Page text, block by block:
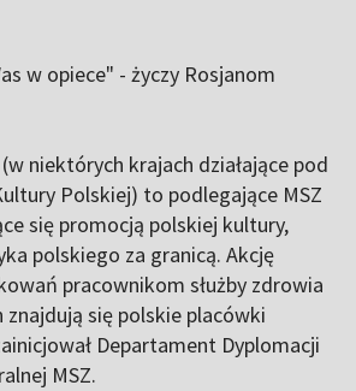
w opiece" - życzy Rosjanom
niektórych krajach działające pod
Polskiej) to podlegające MSZ
się promocją polskiej kultury,
polskiego za granicą. Akcję
pracownikom służby zdrowia
się polskie placówki
Departament Dyplomacji
MSZ.